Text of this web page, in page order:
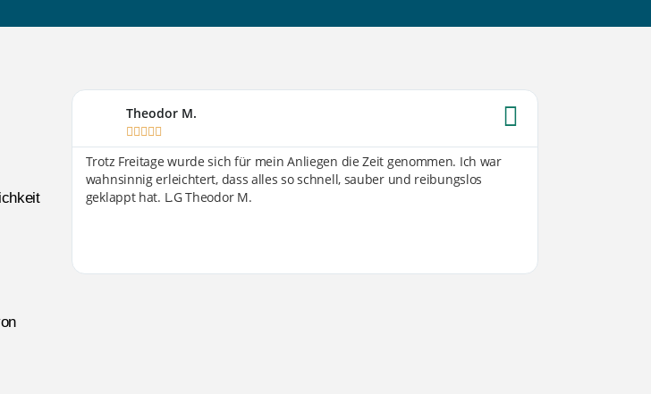
Theodor M.
    
Trotz Freitage wurde sich für mein Anliegen die Zeit genommen. Ich war
wahnsinnig erleichtert, dass alles so schnell, sauber und reibungslos
geklappt hat. L.G Theodor M.